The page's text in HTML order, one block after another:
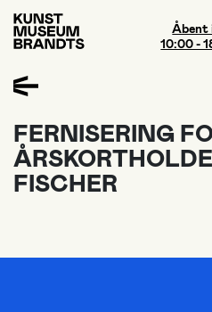
Åbent
10:00 -
FERNISERING
FISCHER